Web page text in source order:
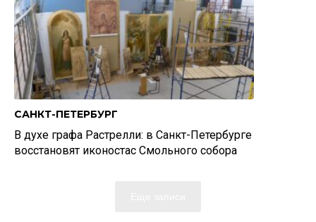
САНКТ-ПЕТЕРБУРГ
В духе графа Растрелли: в Санкт-Петербурге
восстановят иконостас Смольного собора